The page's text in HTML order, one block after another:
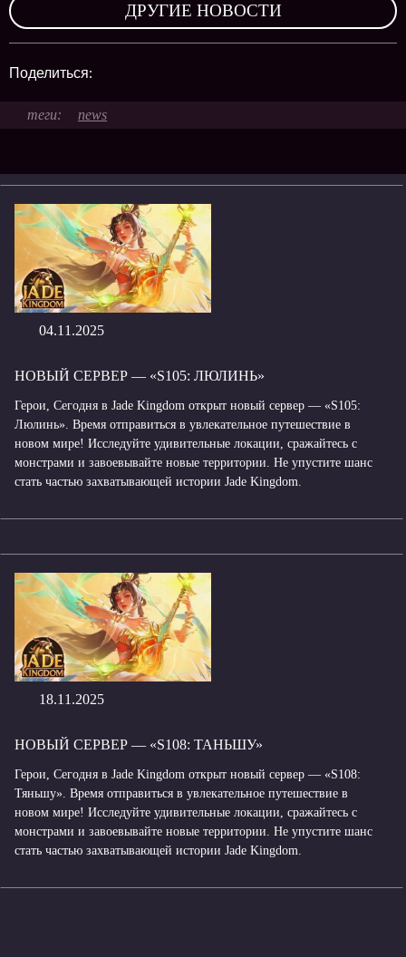
ДРУГИЕ НОВОСТИ
Поделиться:
news
04.11.2025
НОВЫЙ СЕРВЕР — «S105: ЛЮЛИНЬ»
Герои, Сегодня в Jade Kingdom открыт новый сервер — «S105:
Люлинь». Время отправиться в увлекательное путешествие в
новом мире! Исследуйте удивительные локации, сражайтесь с
монстрами и завоевывайте новые территории. Не упустите шанс
стать частью захватывающей истории Jade Kingdom.
18.11.2025
НОВЫЙ СЕРВЕР — «S108: ТАНЬШУ»
Герои, Сегодня в Jade Kingdom открыт новый сервер — «S108:
Тяньшу». Время отправиться в увлекательное путешествие в
новом мире! Исследуйте удивительные локации, сражайтесь с
монстрами и завоевывайте новые территории. Не упустите шанс
стать частью захватывающей истории Jade Kingdom.